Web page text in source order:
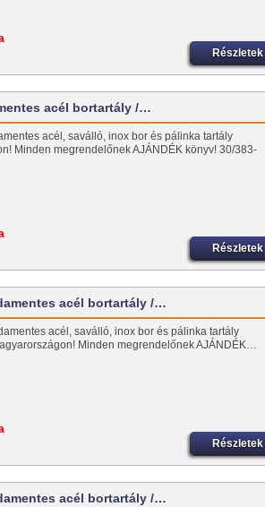
Részletek
acél bortartály /…
acél, saválló, inox bor és pálinka tartály
Minden megrendelőnek AJÁNDÉK könyv! 30/383-
Részletek
acél bortartály /…
acél, saválló, inox bor és pálinka tartály
Minden megrendelőnek AJÁNDÉK…
Részletek
acél bortartály /…